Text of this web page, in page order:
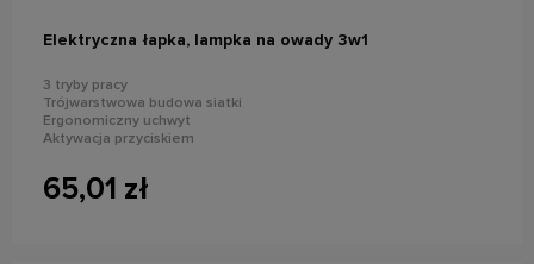
Elektryczna łapka, lampka na owady 3w1
3 tryby pracy
Trójwarstwowa budowa siatki
Ergonomiczny uchwyt
Aktywacja przyciskiem
65,01 zł